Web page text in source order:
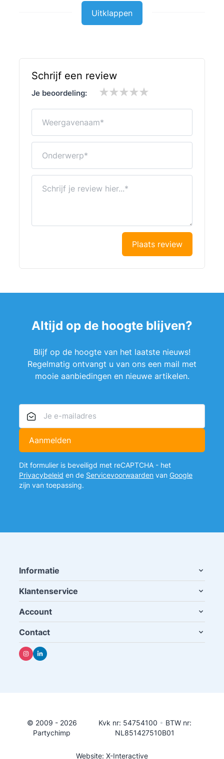
Uitklappen
Schrijf een review
Je beoordeling:
Plaats review
Altijd op de hoogte blijven?
Blijf op de hoogte van het laatste nieuws!
Regelmatig ontvangt u van ons een mail met
mooie aanbiedingen en nieuwe artikelen.
Aanmelden
Dit formulier is beveiligd met reCAPTCHA - het
Privacybeleid en de Servicevoorwaarden van Google
zijn van toepassing.
Informatie
Klantenservice
Account
Contact
© 2009 - 2026
Partychimp
Kvk nr: 54754100 • BTW nr:
NL851427510B01
Website: X-Interactive